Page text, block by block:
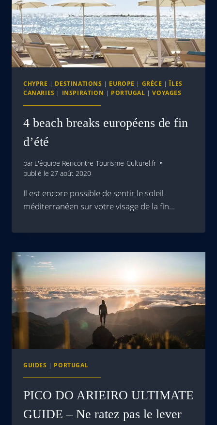
CHYPRE | DESTINATIONS | EUROPE | GRÈCE |ÎLES
CANARIES | INSPIRATION | PORTUGAL |VOYAGES
4 beach breaks européens de fin
d’été
par L'équipe Rencontre-Tourisme-Culturel.fr
publié le 27 août 2020
Il est encore possible de sentir le soleil
méditerranéen sur votre visage de la fin…
GUIDES | PORTUGAL
PICO DO ARIEIRO ULTIMATE
GUIDE – Ne ratez pas le lever